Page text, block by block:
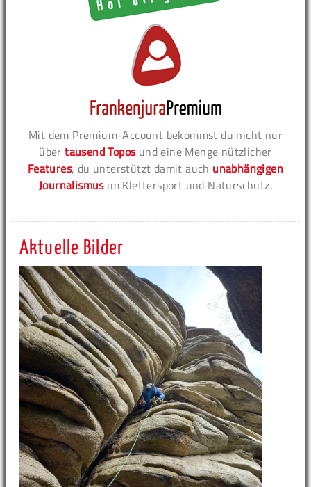
Mit dem Premium-Account bekommst du nicht nur
übertausend Toposund eine Menge nützlicher
Features, du unterstützt damit auch unabhängigen
Journalismusim Klettersport und Naturschutz.
Aktuelle Bilder